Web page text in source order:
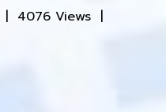
| 4076 Views |